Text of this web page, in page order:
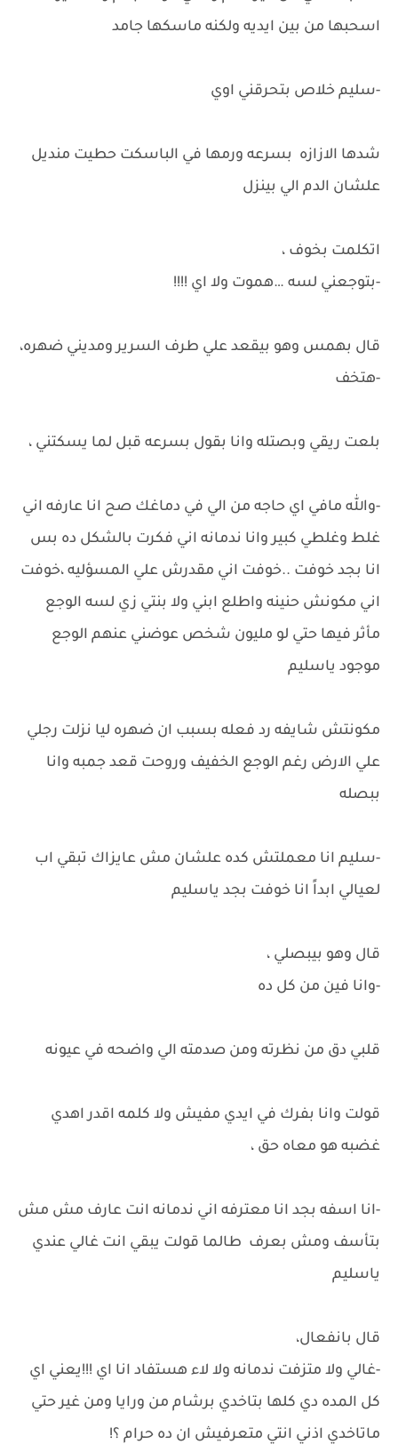
اسحبها من بين ايديه ولكنه ماسكها جامد
-سليم خلاص بتحرقني اوي
شدها الازازه بسرعه ورمها في الباسكت حطيت منديل
علشان الدم الي بينزل
اتكلمت بخوف ،
-بتوجعني لسه …هموت ولا اي !!!!
قال بهمس وهو بيقعد علي طرف السرير ومديني ضهره،
-هتخف
بلعت ريقي وبصتله وانا بقول بسرعه قبل لما يسكتني ،
-والله مافي اي حاجه من الي في دماغك صح انا عارفه اني
غلط وغلطي كبير وانا ندمانه اني فكرت بالشكل ده بس
انا بجد خوفت ..خوفت اني مقدرش علي المسؤليه ،خوفت
اني مكونش حنينه واطلع ابني ولا بنتي زي لسه الوجع
مأثر فيها حتي لو مليون شخص عوضني عنهم الوجع
موجود ياسليم
مكونتش شايفه رد فعله بسبب ان ضهره ليا نزلت رجلي
علي الارض رغم الوجع الخفيف وروحت قعد جمبه وانا
ببصله
-سليم انا معملتش كده علشان مش عايزاك تبقي اب
لعيالي ابداً انا خوفت بجد ياسليم
قال وهو بيبصلي ،
-وانا فين من كل ده
قلبي دق من نظرته ومن صدمته الي واضحه في عيونه
قولت وانا بفرك في ايدي مفيش ولا كلمه اقدر اهدي
غضبه هو معاه حق ،
-انا اسفه بجد انا معترفه اني ندمانه انت عارف مش مش
بتأسف ومش بعرف طالما قولت يبقي انت غالي عندي
ياسليم
قال بانفعال،
-غالي ولا متزفت ندمانه ولا لاء هستفاد انا اي !!!يعني اي
كل المده دي كلها بتاخدي برشام من ورايا ومن غير حتي
ماتاخدي اذني انتي متعرفيش ان ده حرام ؟!